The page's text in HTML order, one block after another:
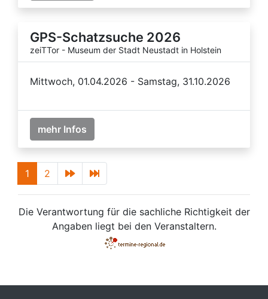
GPS-Schatzsuche 2026
zeiTTor - Museum der Stadt Neustadt in Holstein
Mittwoch, 01.04.2026 - Samstag, 31.10.2026
mehr Infos
1 2
Die Verantwortung für die sachliche Richtigkeit der
Angaben liegt bei den Veranstaltern.